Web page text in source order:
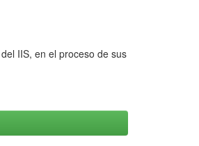
IIS, en el proceso de sus